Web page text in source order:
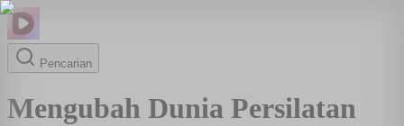
Pencarian
Mengubah Dunia Persilatan